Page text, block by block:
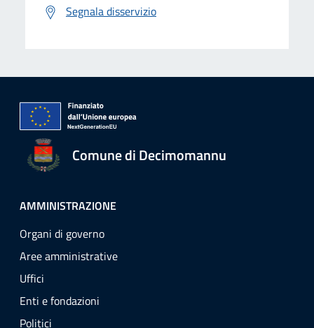
Segnala disservizio
Comune di Decimomannu
AMMINISTRAZIONE
Organi di governo
Aree amministrative
Uffici
Enti e fondazioni
Politici